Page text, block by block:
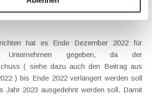
hat es Ende Dezember 2022 für
Unternehmen gegeben, da der
( siehe dazu auch den Beitrag aus
) bis Ende 2022 verlängert werden soll
Jahr 2023 ausgedehnt werden soll. Damit